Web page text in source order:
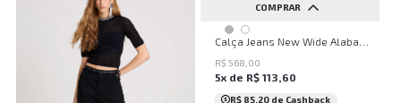
COMPRAR
32 34 36 38
40
42
...
R$ 568 00
5x de R$ 113,60
R$ 85,20 de Cashback